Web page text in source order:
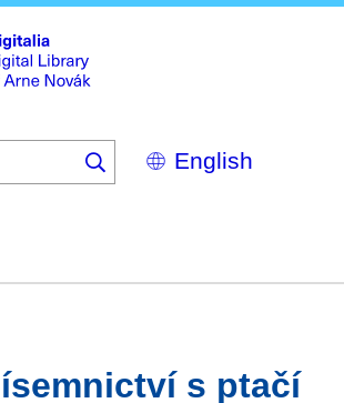
Select
your
ContactDigitalia
s ptačí